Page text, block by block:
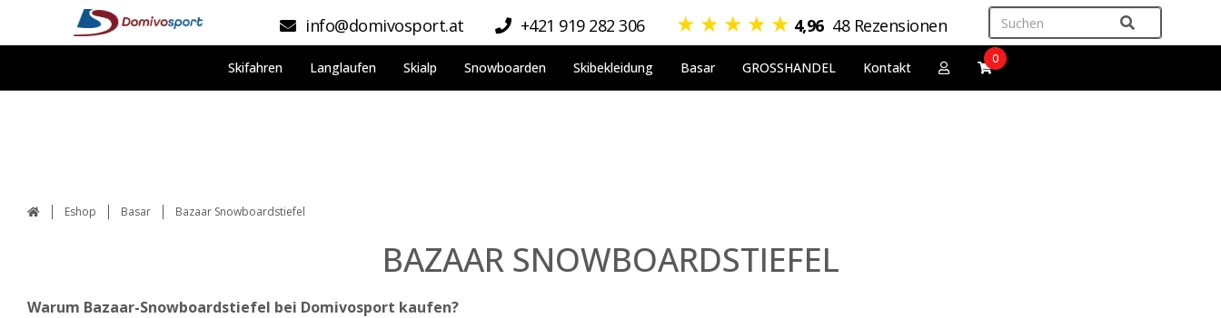
info@domivosport.at +421 919 282 306 ★ ★ ★ ★ ★ 4,96 48 Rezensionen
Skifahren Langlaufen Skialp Snowboarden Skibekleidung Basar GROSSHANDEL Kontakt
0
Eshop Basar Bazaar Snowboardstiefel
BAZAAR SNOWBOARDSTIEFEL
Warum Bazaar-Snowboardstiefel bei Domivosport kaufen?